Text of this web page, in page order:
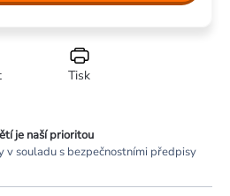
Tisk
je naší prioritou
v souladu s bezpečnostními předpisy